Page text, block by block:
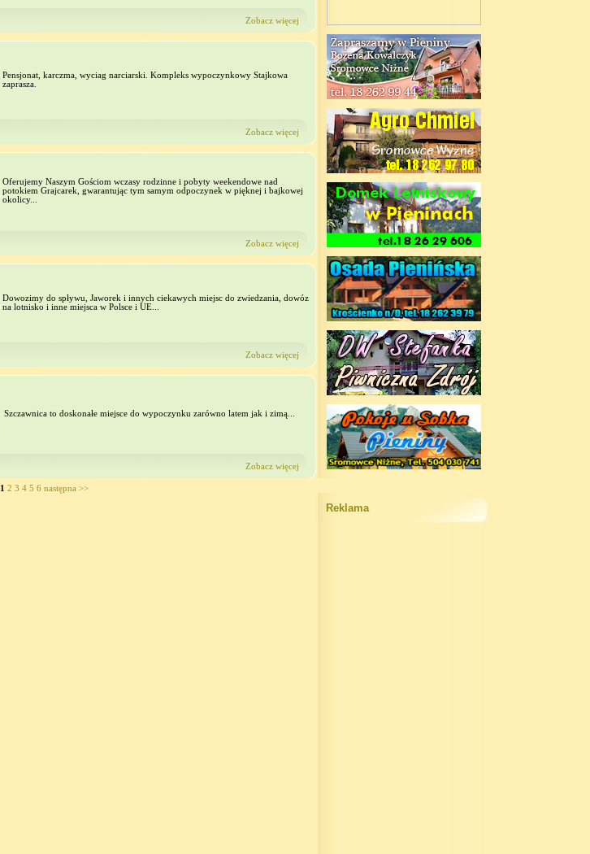
Zobacz więcej
Pensjonat, karczma, wyciag narciarski. Kompleks wypoczynkowy Stajkowa
zaprasza.
Zobacz więcej
Oferujemy Naszym Gościom wczasy rodzinne i pobyty weekendowe nad
potokiem Grajcarek, gwarantując tym samym odpoczynek w pięknej i bajkowej
okolicy...
Zobacz więcej
Dowozimy do spływu, Jaworek i innych ciekawych miejsc do zwiedzania, dowóz
na lotnisko i inne miejsca w Polsce i UE...
Zobacz więcej
Szczawnica to doskonałe miejsce do wypoczynku zarówno latem jak i zimą...
Zobacz więcej
1 2 3 4 5 6 następna >>
Reklama